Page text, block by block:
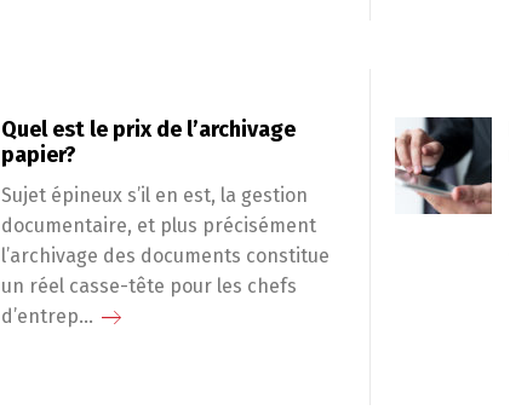
Quel est le prix de l’archivage
papier?
Sujet épineux s’il en est, la gestion
documentaire, et plus précisément
l’archivage des documents constitue
un réel casse-tête pour les chefs
d’entrep...